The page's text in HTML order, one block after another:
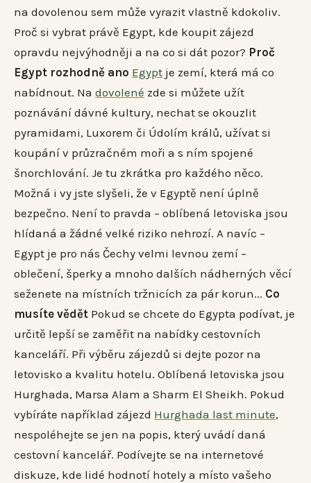
na dovolenou sem může vyrazit vlastně kdokoliv.
Proč si vybrat právě Egypt, kde koupit zájezd
opravdu nejvýhodněji a na co si dát pozor? Proč
Egypt rozhodně ano Egypt je zemí, která má co
nabídnout. Na dovolené zde si můžete užít
poznávání dávné kultury, nechat se okouzlit
pyramidami, Luxorem či Údolím králů, užívat si
koupání v průzračném moři a s ním spojené
šnorchlování. Je tu zkrátka pro každého něco.
Možná i vy jste slyšeli, že v Egyptě není úplně
bezpečno. Není to pravda – oblíbená letoviska jsou
hlídaná a žádné velké riziko nehrozí. A navíc –
Egypt je pro nás Čechy velmi levnou zemí –
oblečení, šperky a mnoho dalších nádherných věcí
seženete na místních tržnicích za pár korun... Co
musíte vědět Pokud se chcete do Egypta podívat, je
určitě lepší se zaměřit na nabídky cestovních
kanceláří. Při výběru zájezdů si dejte pozor na
letovisko a kvalitu hotelu. Oblíbená letoviska jsou
Hurghada, Marsa Alam a Sharm El Sheikh. Pokud
vybíráte například zájezd Hurghada last minute,
nespoléhejte se jen na popis, který uvádí daná
cestovní kancelář. Podívejte se na internetové
diskuze, kde lidé hodnotí hotely a místo vašeho